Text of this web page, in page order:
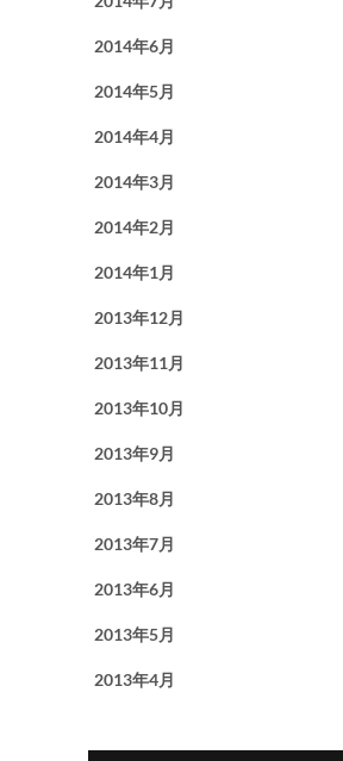
2014年6月
2014年5月
2014年4月
2014年3月
2014年2月
2014年1月
2013年12月
2013年11月
2013年10月
2013年9月
2013年8月
2013年7月
2013年6月
2013年5月
2013年4月